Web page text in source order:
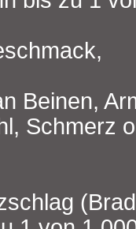
Beinen,
Schmerz